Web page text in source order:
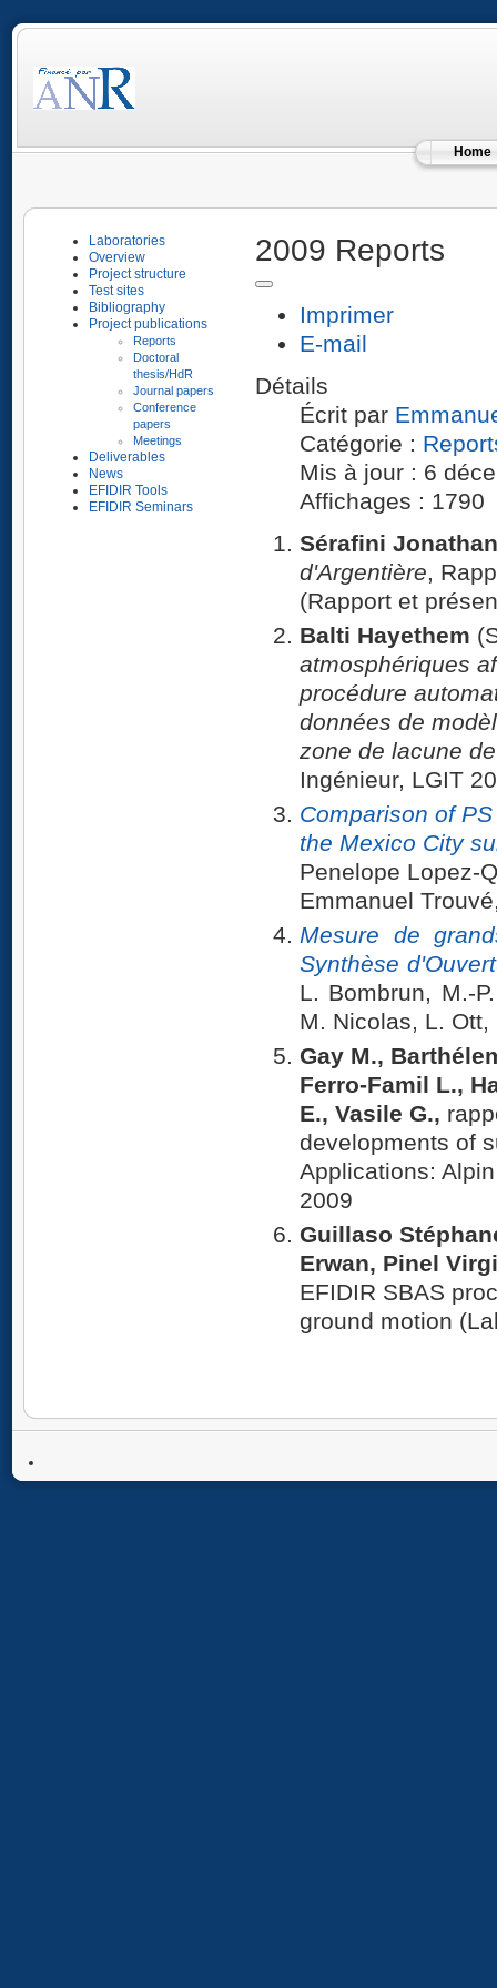
Home
Laboratories
Overview
Project structure
Test sites
Bibliography
Project publications
Reports
Doctoral
thesis/HdR
Journal papers
Conference
papers
Meetings
Deliverables
News
EFIDIR Tools
EFIDIR Seminars
2009 Reports
Imprimer
E-mail
Détails
Écrit par
Catégorie :
Mis à jour : 6
Affichages : 1790
Sérafini Jonathan
d'Argentière,
(Rapport et
Balti Hayethem
atmosphériques
procédure
données de
zone de lacune
Ingénieur, LGIT
Comparison of
the Mexico City
Penelope Lopez-
Emmanuel
Mesure de
Synthèse
L. Bombrun, M.-
M. Nicolas, L.
Gay M.,
Ferro-Famil L.,
E., Vasile G.,
developments of
Applications:
2009
Guillaso
Erwan, Pinel
EFIDIR SBAS
ground motion